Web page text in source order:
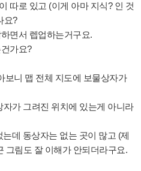
따로 있고 (이게 아마 지식? 인 것
요?
면서 렙업하는거구요.
가요?
보니 맵 전체 지도에 보물상자가
가 그려진 위치에 있는게 아니라
데 동상자는 없는 곳이 많고 (제
그림도 잘 이해가 안되더라구요.